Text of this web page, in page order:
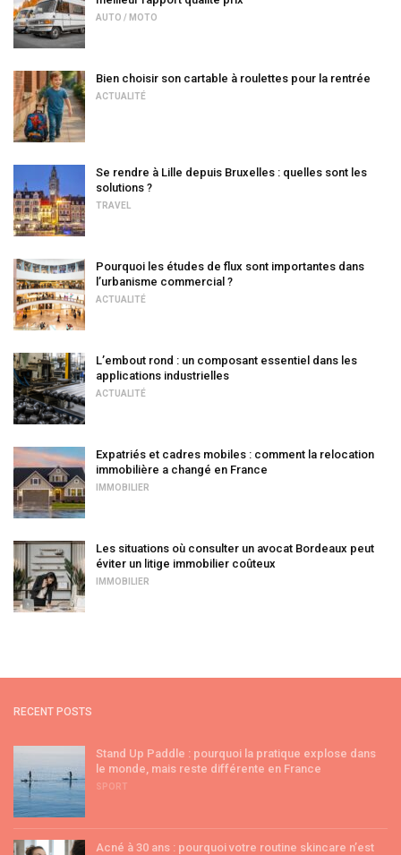
AUTO / MOTO
Bien choisir son cartable à roulettes pour la rentrée
ACTUALITÉ
Se rendre à Lille depuis Bruxelles : quelles sont les
solutions ?
TRAVEL
Pourquoi les études de flux sont importantes dans
l’urbanisme commercial ?
ACTUALITÉ
L’embout rond : un composant essentiel dans les
applications industrielles
ACTUALITÉ
Expatriés et cadres mobiles : comment la relocation
immobilière a changé en France
IMMOBILIER
Les situations où consulter un avocat Bordeaux peut
éviter un litige immobilier coûteux
IMMOBILIER
RECENT POSTS
Stand Up Paddle : pourquoi la pratique explose dans
le monde, mais reste différente en France
SPORT
Acné à 30 ans : pourquoi votre routine skincare n’est